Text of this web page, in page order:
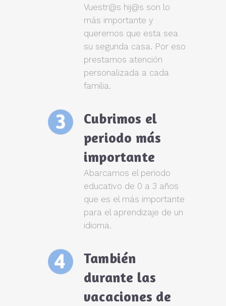
Vuestr@s hij@s son lo
más importante y
queremos que esta sea
su segunda casa. Por eso
prestamos atención
personalizada a cada
familia.
Cubrimos el
periodo más
importante
Abarcamos el periodo
educativo de 0 a 3 años
que es el más importante
para el aprendizaje de un
idioma.
También
durante las
vacaciones de